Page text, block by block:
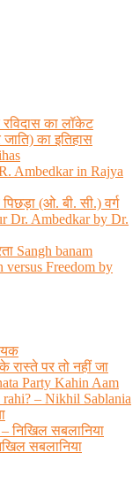
का लॉकेट
का इतिहास
Ambedkar in Rajya
(ओ. बी. सी.) वर्ग
Dr. Ambedkar by Dr.
Sangh banam
versus Freedom by
रास्ते पर तो नहीं जा
Party Kahin Aam
– Nikhil Sablania
निखिल सबलानिया
सबलानिया